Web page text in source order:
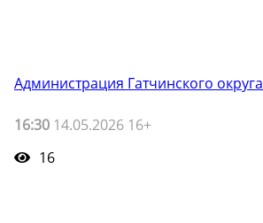
Администрация Гатчинского округа
16:30 14.05.2026 16+
16